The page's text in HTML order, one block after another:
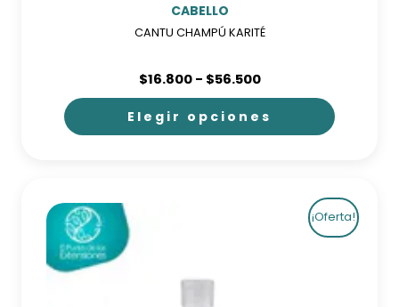
CABELLO
CANTU CHAMPÚ KARITÉ
$16.800 - $56.500Rango
de
precios:
Elegir opciones
Las
¡Oferta!